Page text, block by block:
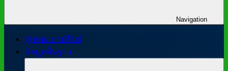
Navigation
@สพม.กาฬสินธุ์
ข้อมูลพื้นฐาน